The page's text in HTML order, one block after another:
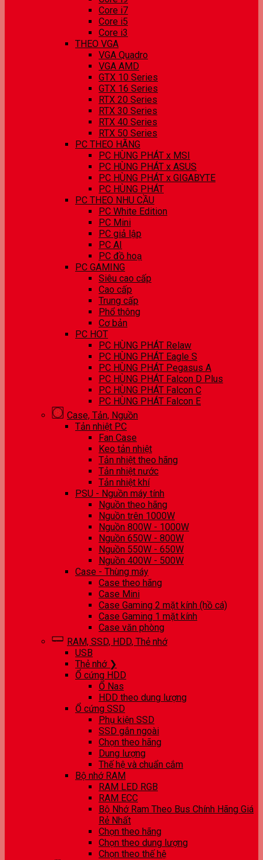
Core i7
Core i5
Core i3
THEO VGA
VGA Quadro
VGA AMD
GTX 10 Series
GTX 16 Series
RTX 20 Series
RTX 30 Series
RTX 40 Series
RTX 50 Series
PC THEO HÃNG
PC HÙNG PHÁT x MSI
PC HÙNG PHÁT x ASUS
PC HÙNG PHÁT x GIGABYTE
PC HÙNG PHÁT
PC THEO NHU CẦU
PC White Edition
PC Mini
PC giả lập
PC AI
PC đồ hoạ
PC GAMING
Siêu cao cấp
Cao cấp
Trung cấp
Phổ thông
Cơ bản
PC HOT
PC HÙNG PHÁT Relaw
PC HÙNG PHÁT Eagle S
PC HÙNG PHÁT Pegasus A
PC HÙNG PHÁT Falcon D Plus
PC HÙNG PHÁT Falcon C
PC HÙNG PHÁT Falcon E
Case, Tản, Nguồn
Tản nhiệt PC
Fan Case
Keo tản nhiệt
Tản nhiệt theo hãng
Tản nhiệt nước
Tản nhiệt khí
PSU - Nguồn máy tính
Nguồn theo hãng
Nguồn trên 1000W
Nguồn 800W - 1000W
Nguồn 650W - 800W
Nguồn 550W - 650W
Nguồn 400W - 500W
Case - Thùng máy
Case theo hãng
Case Mini
Case Gaming 2 mặt kính (hồ cá)
Case Gaming 1 mặt kính
Case văn phòng
RAM, SSD, HDD, Thẻ nhớ
USB
Thẻ nhớ ❯
Ổ cứng HDD
Ổ Nas
HDD theo dung lượng
Ổ cứng SSD
Phụ kiện SSD
SSD gắn ngoài
Chọn theo hãng
Dung lượng
Thế hệ và chuẩn cắm
Bộ nhớ RAM
RAM LED RGB
RAM ECC
Bộ Nhớ Ram Theo Bus Chính Hãng Giá
Rẻ Nhất
Chọn theo hãng
Chọn theo dung lượng
Chọn theo thế hệ